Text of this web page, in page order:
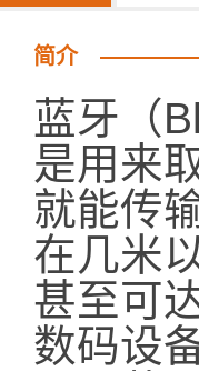
简介
蓝牙（
是用来
就能传
在几米
甚至可
数码设